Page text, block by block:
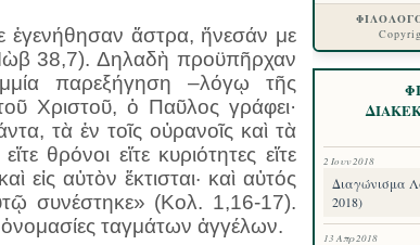
ἐγενήθησαν ἄστρα, ἤνεσάν με
38,7). Δηλαδὴ προϋπῆρχαν
παρεξήγηση –λόγῳ τῆς
Χριστοῦ, ὁ Παῦλος γράφει·
τὰ ἐν τοῖς οὐρανοῖς καὶ τὰ
θρόνοι εἴτε κυριότητες εἴτε
εἰς αὐτὸν ἔκτισται· καὶ αὐτός
συνέστηκε» (Κολ. 1,16-17).
ὀνομασίες ταγμάτων ἀγγέλων.
2 Ιουν 2018
Διαγώνισμα
2018)
13 Απρ 2018